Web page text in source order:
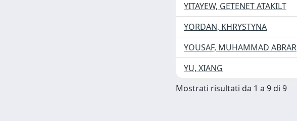
YITAYEW, GETENET ATAKILT
YORDAN, KHRYSTYNA
YOUSAF, MUHAMMAD ABRAR
YU, XIANG
Mostrati risultati da 1 a 9 di 9